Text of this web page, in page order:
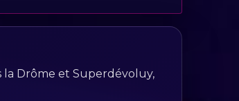
la Drôme et Superdévoluy,